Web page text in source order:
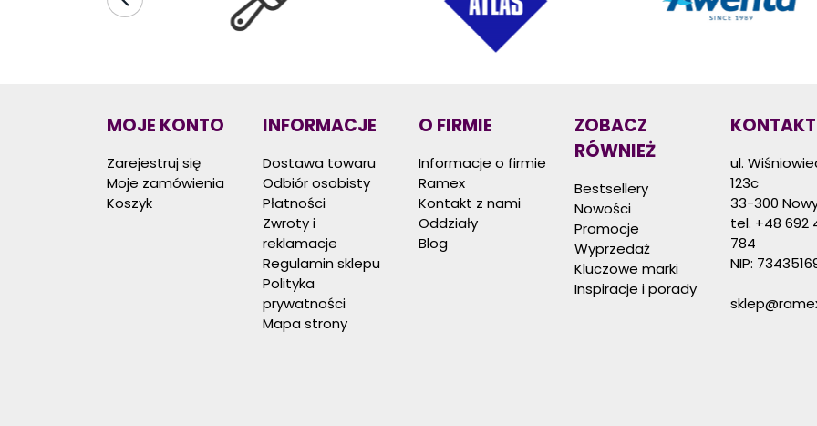
MOJE KONTO
Zarejestruj się
Moje zamówienia
Koszyk
INFORMACJE
Dostawa towaru
Odbiór osobisty
Płatności
Zwroty i
reklamacje
Regulamin sklepu
Polityka
prywatności
Mapa strony
O FIRMIE
Informacje o firmie
Ramex
Kontakt z nami
Oddziały
Blog
ZOBACZ
RÓWNIEŻ
Bestsellery
Nowości
Promocje
Wyprzedaż
Kluczowe marki
Inspiracje i porady
KONTAKT
ul.
123c
33-300
tel. +48 692
784
NIP: